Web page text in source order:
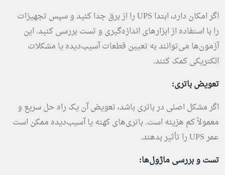
اگر امکان دارد، ابتدا UPS را از برق جدا کنید و سپس تجهیزات
را با استفاده از ابزارهای اندازه‌گیری و تست بررسی کنید. این
آزمون‌ها می‌توانند به تعیین قطعات آسیب‌دیده یا مشکلات
الکتریکی کمک کنند.
تعویض باتری:
اگر مشکل اصلی در باتری باشد، تعویض آن یک راه حل سریع و
معمولاً کم هزینه است. باتری‌های کهنه یا آسیب‌دیده ممکن است
عمر UPS را تأثیر بدهند.
تست و بررسی ماژولها: